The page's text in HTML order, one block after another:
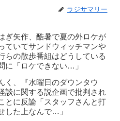
ラジサマリー
ぎ矢作、酷暑で夏の外ロケが
ていてサンドウィッチマンや
らの散歩番組はどうしている
に「ロケできない…」
く、『水曜日のダウンタウ
談に関する説企画で批判され
とに反論「スタッフさんと打
した上なんで…」